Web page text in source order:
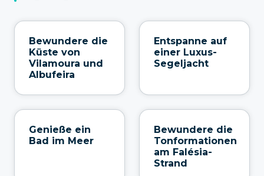
Bewundere die
Küste von
Vilamoura und
Albufeira
Entspanne auf
einer Luxus-
Segeljacht
Genieße ein
Bad im Meer
Bewundere die
Tonformationen
am Falésia-
Strand